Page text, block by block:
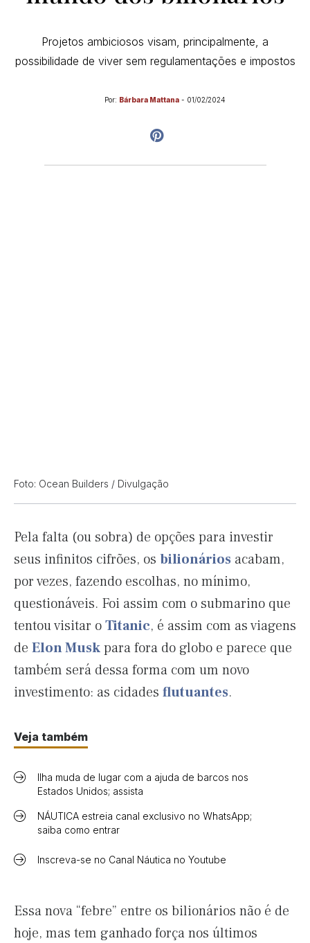
Projetos ambiciosos visam, principalmente, a
possibilidade de viver sem regulamentações e impostos
Por: Bárbara Mattana - 01/02/2024
Foto: Ocean Builders / Divulgação
Pela falta (ou sobra) de opções para investir
seus infinitos cifrões, os bilionários acabam,
por vezes, fazendo escolhas, no mínimo,
questionáveis. Foi assim com o submarino que
tentou visitar oTitanic, é assim com as viagens
de Elon Muskpara fora do globo e parece que
também será dessa forma com um novo
investimento: as cidades flutuantes.
Veja também
Ilha muda de lugar com a ajuda de barcos nos
Estados Unidos; assista
NÁUTICA estreia canal exclusivo no WhatsApp;
saiba como entrar
Inscreva-se no Canal Náutica no Youtube
Essa nova “febre” entre os bilionários não é de
hoje, mas tem ganhado força nos últimos